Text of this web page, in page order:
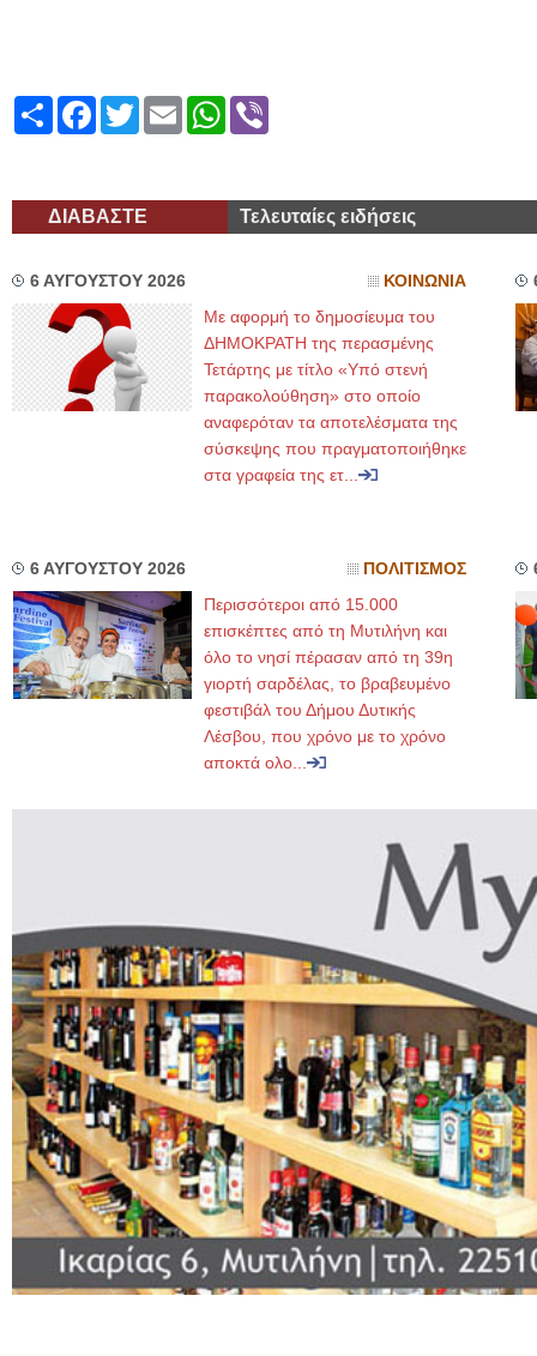
ShareFacebook
TwitterEmailWhatsApp
ΔΙΑΒΑΣΤΕ Τελευταίες ειδήσεις
6 ΑΥΓΟΥΣΤΟΥ 2026 ΚΟΙΝΩΝΙΑ
Με αφορμή το δημοσίευμα του
ΔΗΜΟΚΡΑΤΗ της περασμένης
Τετάρτης με τίτλο «Υπό στενή
παρακολούθηση» στο οποίο
αναφερόταν τα αποτελέσματα της
σύσκεψης που πραγματοποιήθηκε
στα γραφεία της ετ...
6 ΑΥΓΟΥΣΤΟΥ 2026 ΠΟΛΙΤΙΣΜΟΣ
Περισσότεροι από 15.000
επισκέπτες από τη Μυτιλήνη και
όλο το νησί πέρασαν από τη 39η
γιορτή σαρδέλας, το βραβευμένο
φεστιβάλ του Δήμου Δυτικής
Λέσβου, που χρόνο με το χρόνο
αποκτά ολο...